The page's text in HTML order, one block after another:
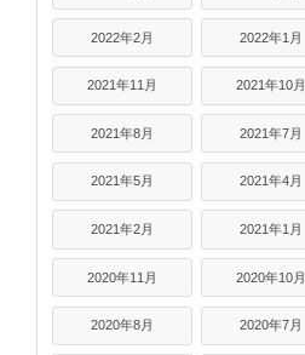
2022年2月 2022年1月
2021年11月 2021年10月
2021年8月 2021年7月
2021年5月 2021年4月
2021年2月 2021年1月
2020年11月 2020年10月
2020年8月 2020年7月